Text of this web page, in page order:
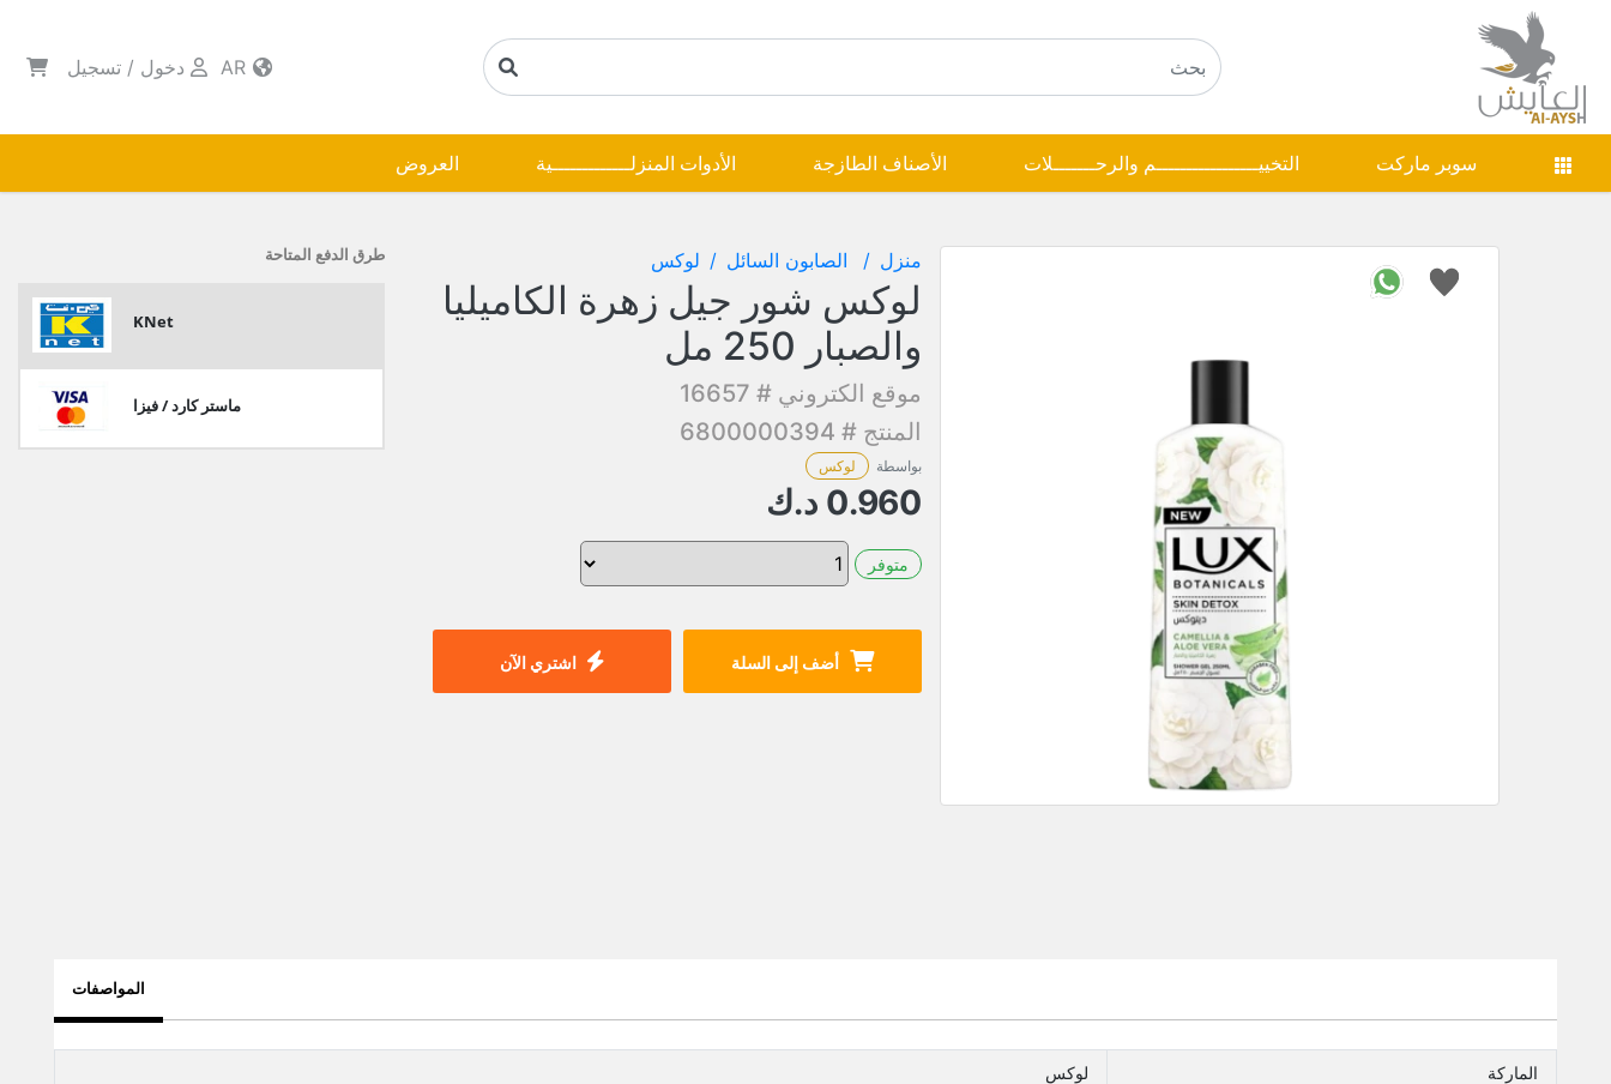
دخول / تسجيل
سوبر ماركت التخييـــــــــــــــــم والرحـــــــلات الأصناف الطازجة الأدوات المنزلـــــــــــــية العروض
منزل الصابون السائل لوكس
لوكس شور جيل زهرة الكاميليا
والصبار 250 مل
موقع الكتروني # 16657
المنتج # 6800000394
بواسطة لوكس
0.960 د.ك
متوفر
أضف إلى السلة اشتري الآن
طرق الدفع المتاحة
KNet
ماستر كارد / فيزا
المواصفات
الماركة لوكس